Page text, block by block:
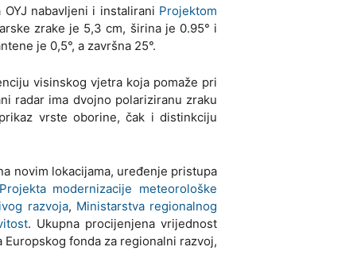
nabavljeni i instalirani Projektom
zrake je 5,3 cm, širina je 0.95° i
je 0,5°, a završna 25°.
visinskog vjetra koja pomaže pri
radar ima dvojno polariziranu zraku
vrste oborine, čak i distinkciju
novim lokacijama, uređenje pristupa
Projekta modernizacije meteorološke
razvoja, Ministarstva regionalnog
. Ukupna procijenjena vrijednost
fonda za regionalni razvoj,